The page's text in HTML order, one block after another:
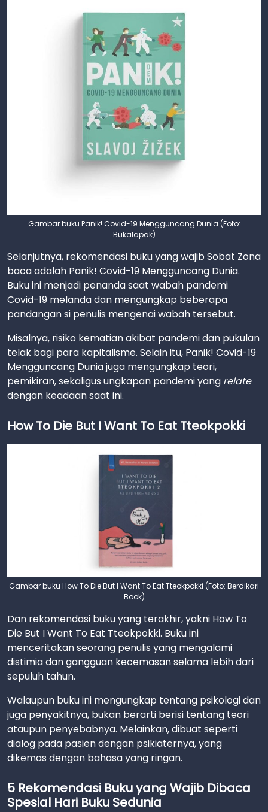
Gambar buku Panik! Covid-19 Mengguncang Dunia (Foto:
Bukalapak)
Selanjutnya, rekomendasi buku yang wajib Sobat Zona
baca adalah Panik! Covid-19 Mengguncang Dunia.
Buku ini menjadi penanda saat wabah pandemi
Covid-19 melanda dan mengungkap beberapa
pandangan si penulis mengenai wabah tersebut.
Misalnya, risiko kematian akibat pandemi dan pukulan
telak bagi para kapitalisme. Selain itu, Panik! Covid-19
Mengguncang Dunia juga mengungkap teori,
pemikiran, sekaligus ungkapan pandemi yang relate
dengan keadaan saat ini.
How To Die But I Want To Eat Tteokpokki
Gambar buku How To Die But I Want To Eat Tteokpokki (Foto: Berdikari
Book)
Dan rekomendasi buku yang terakhir, yakni How To
Die But I Want To Eat Tteokpokki. Buku ini
menceritakan seorang penulis yang mengalami
distimia dan gangguan kecemasan selama lebih dari
sepuluh tahun.
Walaupun buku ini mengungkap tentang psikologi dan
juga penyakitnya, bukan berarti berisi tentang teori
ataupun penyebabnya. Melainkan, dibuat seperti
dialog pada pasien dengan psikiaternya, yang
dikemas dengan bahasa yang ringan.
5 Rekomendasi Buku yang Wajib Dibaca
Spesial Hari Buku Sedunia